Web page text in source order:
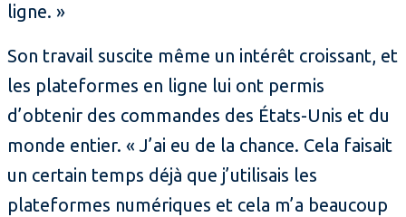
ligne. »
Son travail suscite même un intérêt croissant, et
les plateformes en ligne lui ont permis
d’obtenir des commandes des États-Unis et du
monde entier. « J’ai eu de la chance. Cela faisait
un certain temps déjà que j’utilisais les
plateformes numériques et cela m’a beaucoup